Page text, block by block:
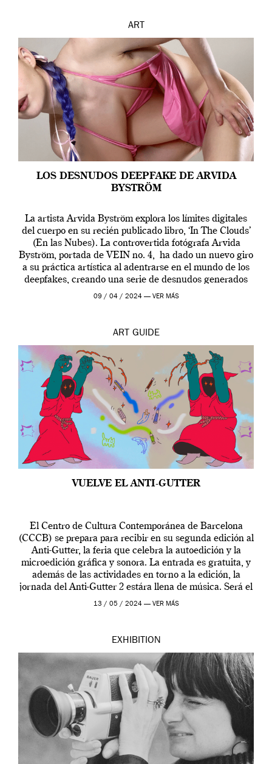
ART
LOS DESNUDOS DEEPFAKE DE ARVIDA
BYSTRÖM
La artista Arvida Byström explora los límites digitales
del cuerpo en su recién publicado libro, ‘In The Clouds’
(En las Nubes). La controvertida fotógrafa Arvida
Byström, portada de VEIN no. 4, ha dado un nuevo giro
a su práctica artística al adentrarse en el mundo de los
deepfakes, creando una serie de desnudos generados
por […]
09 / 04 / 2024 — VER MÁS
ART GUIDE
VUELVE EL ANTI-GUTTER
El Centro de Cultura Contemporánea de Barcelona
(CCCB) se prepara para recibir en su segunda edición al
Anti-Gutter, la feria que celebra la autoedición y la
microedición gráfica y sonora. La entrada es gratuita, y
además de las actividades en torno a la edición, la
jornada del Anti-Gutter 2 estára llena de música. Será el
[…]
13 / 05 / 2024 — VER MÁS
EXHIBITION